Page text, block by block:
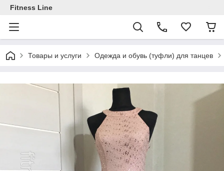
Fitness Line
Товары и услуги Одежда и обувь (туфли) для танцев